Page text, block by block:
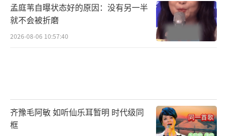
孟庭苇自曝状态好的原因：没有另一半
就不会被折磨
2026-08-06 10:57:40
齐豫毛阿敏 如听仙乐耳暂明 时代级同
框